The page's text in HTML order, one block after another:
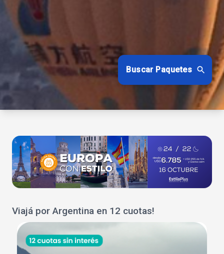
Buscar Paquetes
Viajá por Argentina en 12 cuotas!